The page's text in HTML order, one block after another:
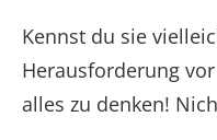
Kennst du sie
Herausforderung
alles zu denken!